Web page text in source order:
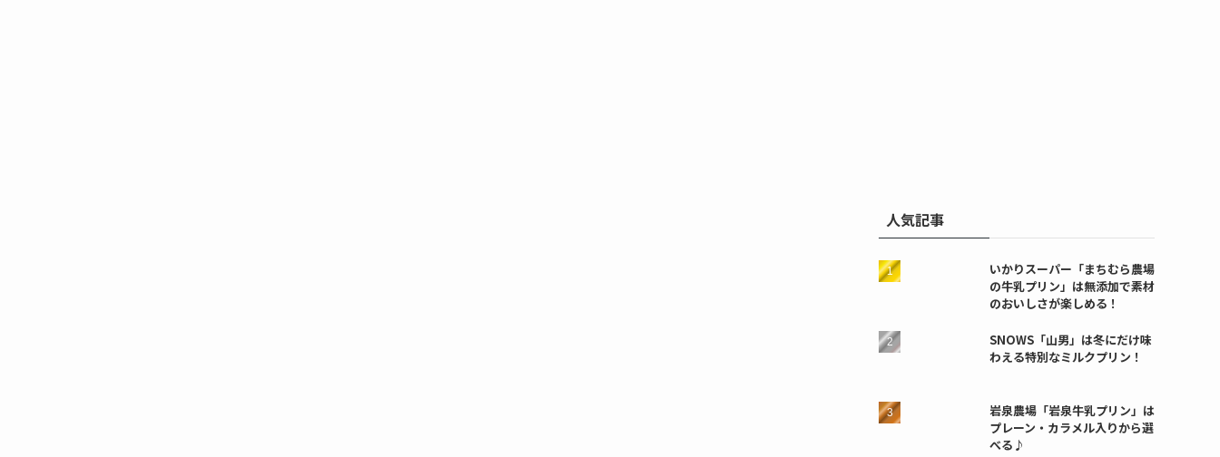
人気記事
いかりスーパー「まちむら農場
の牛乳プリン」は無添加で素材
のおいしさが楽しめる！
SNOWS「山男」は冬にだけ味
わえる特別なミルクプリン！
岩泉農場「岩泉牛乳プリン」は
プレーン・カラメル入りから選
べる♪